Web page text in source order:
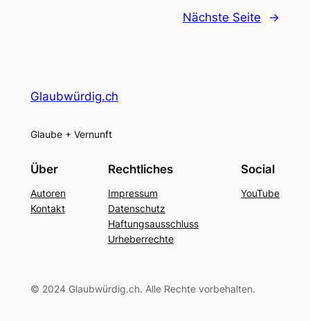
Nächste Seite →
Glaubwürdig.ch
Glaube + Vernunft
Über
Autoren
Kontakt
Rechtliches
Impressum
Datenschutz
Haftungsausschluss
Urheberrechte
Social
YouTube
© 2024 Glaubwürdig.ch. Alle Rechte vorbehalten.